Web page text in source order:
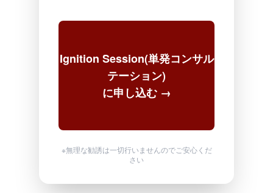
Ignition Session(単発コンサル
テーション)
に申し込む →
※無理な勧誘は一切行いませんのでご安心くだ
さい